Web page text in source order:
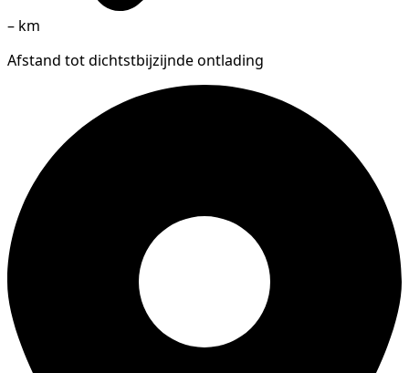
– km
Afstand tot dichtstbijzijnde ontlading